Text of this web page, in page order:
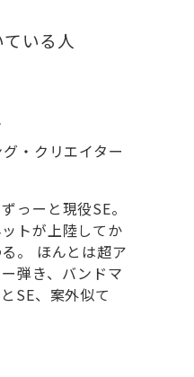
いる人
・クリエイター
ーと現役SE。
トが上陸してか
。 ほんとは超ア
弾き、バンドマ
SE、案外似て